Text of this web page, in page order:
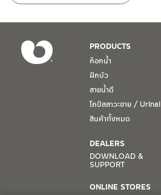
PRODUCTS
ก๊อกน้ำ
ฝักบัว
สายน้ำดี
โถปัสสาวะชาย / Urinal
สินค้าทั้งหมด
DEALERS
DOWNLOAD &
SUPPORT
ONLINE STORES